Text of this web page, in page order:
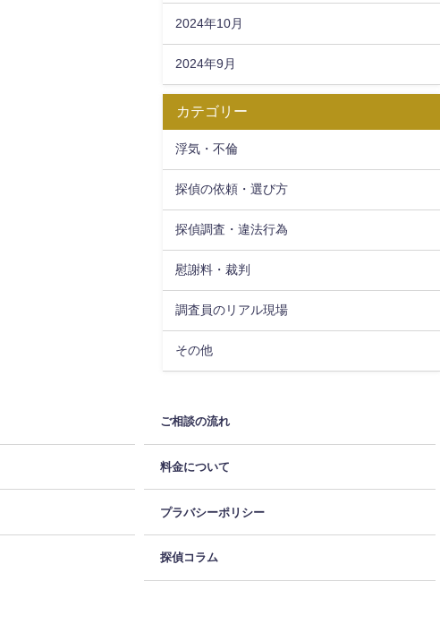
2024年10月
2024年9月
カテゴリー
浮気・不倫
探偵の依頼・選び方
探偵調査・違法行為
慰謝料・裁判
調査員のリアル現場
その他
ご相談の流れ
料金について
プラバシーポリシー
探偵コラム